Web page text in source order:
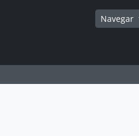
Navegar